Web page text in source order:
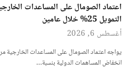
اعتماد الصومال على المساعدات
التمويل 25% خلال عامين
أغسطس 6, 2026
يواجه اعتماد الصومال على المساعدات الخارجية
انخفاض المساهمات الدولية بنسبة…